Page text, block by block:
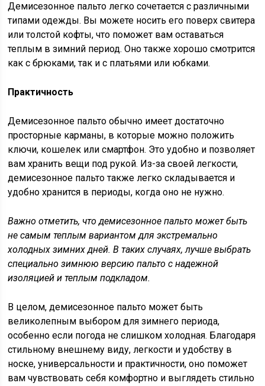
Демисезонное пальто легко сочетается с различными
типами одежды. Вы можете носить его поверх свитера
или толстой кофты, что поможет вам оставаться
теплым в зимний период. Оно также хорошо смотрится
как с брюками, так и с платьями или юбками.
Практичность
Демисезонное пальто обычно имеет достаточно
просторные карманы, в которые можно положить
ключи, кошелек или смартфон. Это удобно и позволяет
вам хранить вещи под рукой. Из-за своей легкости,
демисезонное пальто также легко складывается и
удобно хранится в периоды, когда оно не нужно.
Важно отметить, что демисезонное пальто может быть
не самым теплым вариантом для экстремально
холодных зимних дней. В таких случаях, лучше выбрать
специально зимнюю версию пальто с надежной
изоляцией и теплым подкладом.
В целом, демисезонное пальто может быть
великолепным выбором для зимнего периода,
особенно если погода не слишком холодная. Благодаря
стильному внешнему виду, легкости и удобству в
носке, универсальности и практичности, оно поможет
вам чувствовать себя комфортно и выглядеть стильно